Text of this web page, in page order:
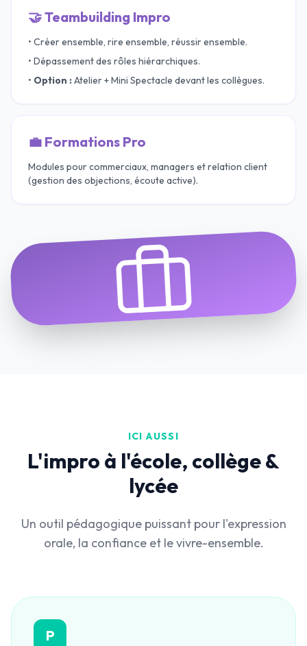
🤝 Teambuilding Impro
• Créer ensemble, rire ensemble, réussir ensemble.
• Dépassement des rôles hiérarchiques.
• Option :Atelier + Mini Spectacle devant les collègues.
💼 Formations Pro
Modules pour commerciaux, managers et relation client
(gestion des objections, écoute active).
ICI AUSSI
L'impro à l'école, collège &
lycée
Un outil pédagogique puissant pour l'expression
orale, la confiance et le vivre-ensemble.
P